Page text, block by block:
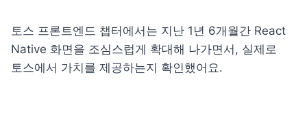
토스 프론트엔드 챕터에서는 지난 1년 6개월간 React
Native 화면을 조심스럽게 확대해 나가면서, 실제로
토스에서 가치를 제공하는지 확인했어요.